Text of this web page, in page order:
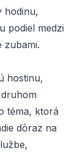
hodinu,
podiel medzi
zubami.
hostinu,
téma, ktorá
dôraz na